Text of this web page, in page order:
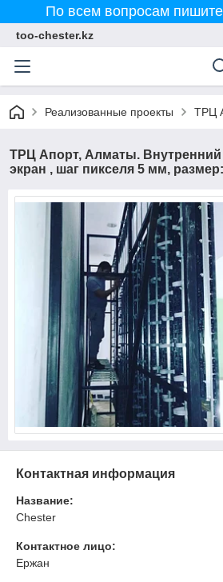
По всем вопросам
too-chester.kz
Реализованные проекты ТРЦ
ТРЦ Апорт, Алматы.
экран , шаг пикселя 5 мм,
Контактная информация
Название:
Chester
Контактное лицо:
Ержан